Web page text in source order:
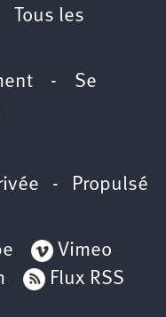
Tous les
- Se
- Propulsé
Vimeo
Flux RSS